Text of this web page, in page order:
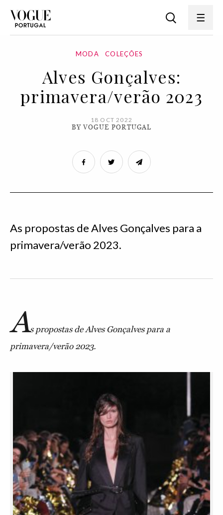
MODA COLEÇÕES
Alves Gonçalves:
primavera/verão 2023
18 OCT 2022
BY VOGUE PORTUGAL
As propostas de Alves Gonçalves para a
primavera/verão 2023.
As propostas de Alves Gonçalves para a
primavera/verão 2023.